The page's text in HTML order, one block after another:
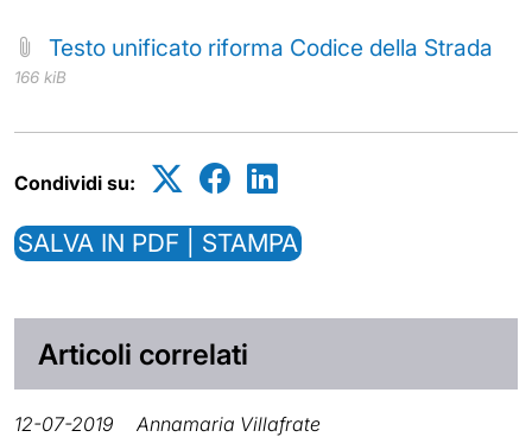
Testo unificato riforma Codice della Strada
166 kiB
Condividi su:
SALVA IN PDF | STAMPA
Articoli correlati
12-07-2019 Annamaria Villafrate